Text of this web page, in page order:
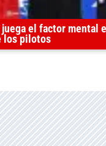
juega el factor mental
los pilotos